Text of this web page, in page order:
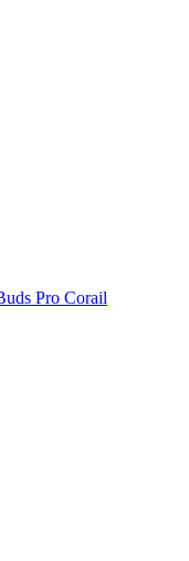
Pro Corail